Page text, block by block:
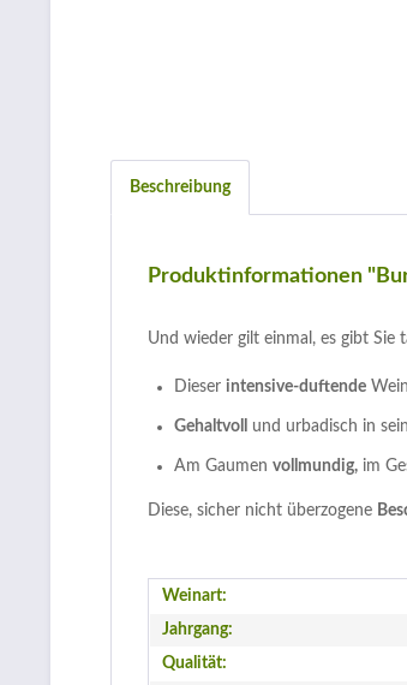
Beschreibung
Produktinformationen
Und wieder gilt einmal, es gibt Sie
Dieser intensive-duftende
Gehaltvoll und urbadisch in
Am Gaumen vollmundig, im
Diese, sicher nicht überzogene
Weinart:
Jahrgang:
Qualität: